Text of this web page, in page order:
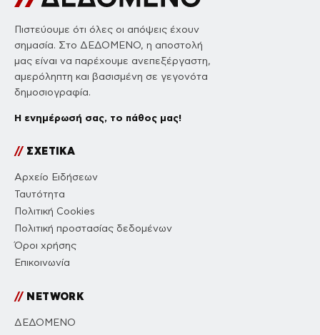
Πιστεύουμε ότι όλες οι απόψεις έχουν
σημασία. Στο ΔΕΔΟΜΕΝΟ, η αποστολή
μας είναι να παρέχουμε ανεπεξέργαστη,
αμερόληπτη και βασισμένη σε γεγονότα
δημοσιογραφία.
Η ενημέρωσή σας, το πάθος μας!
//ΣΧΕΤΙΚΑ
Αρχείο Ειδήσεων
Ταυτότητα
Πολιτική Cookies
Πολιτική προστασίας δεδομένων
Όροι χρήσης
Επικοινωνία
//NETWORK
ΔΕΔΟΜΕΝΟ